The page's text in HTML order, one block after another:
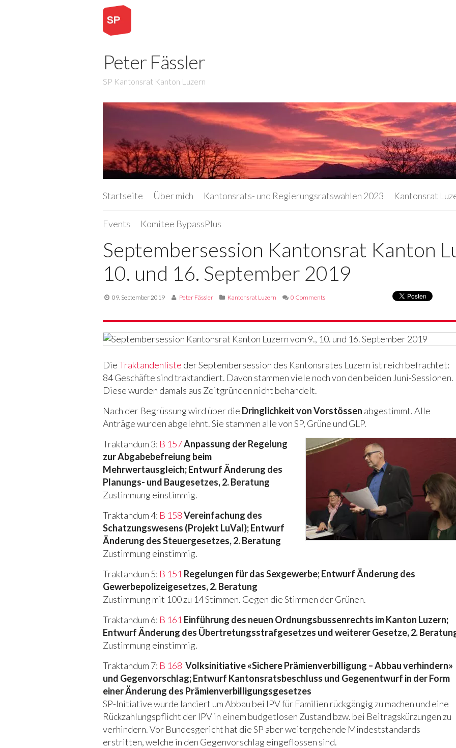
Peter Fässler
SP Kantonsrat Kanton Luzern
Startseite Über mich Kantonsrats- und Regierungsratswahlen 2023 Kantonsrat
Events Komitee BypassPlus
Septembersession Kantonsrat Kanton
10. und 16. September 2019
09. September 2019 Peter Fässler Kantonsrat Luzern 0 Comments
DieTraktandenliste der Septembersession des Kantonsrates Luzern ist reich befrachtet:
84 Geschäfte sind traktandiert. Davon stammen viele noch von den beiden Juni-Sessionen.
Diese wurden damals aus Zeitgründen nicht behandelt.
Nach der Begrüssung wird über die Dringlichkeit von Vorstössen abgestimmt. Alle
Anträge wurden abgelehnt. Sie stammen alle von SP, Grüne und GLP.
Traktandum 3: B 157Anpassung der Regelung
zur Abgabebefreiung beim
Mehrwertausgleich; Entwurf Änderung des
Planungs- und Baugesetzes, 2. Beratung
Zustimmung einstimmig.
Traktandum 4: B 158Vereinfachung des
Schatzungswesens (Projekt LuVal); Entwurf
Änderung des Steuergesetzes, 2. Beratung
Zustimmung einstimmig.
Traktandum 5: B 151 Regelungen für das Sexgewerbe; Entwurf Änderung des
Gewerbepolizeigesetzes, 2. Beratung
Zustimmung mit 100 zu 14 Stimmen. Gegen die Stimmen der Grünen.
Traktandum 6: B 161 Einführung des neuen Ordnungsbussenrechts im Kanton Luzern;
Entwurf Änderung des Übertretungsstrafgesetzes und weiterer Gesetze, 2.
Zustimmung einstimmig.
Traktandum 7: B 168 Volksinitiative «Sichere Prämienverbilligung – Abbau verhindern»
und Gegenvorschlag; Entwurf Kantonsratsbeschluss und Gegenentwurf in der Form
einer Änderung des Prämienverbilligungsgesetzes
SP-Initiative wurde lanciert um Abbau bei IPV für Familien rückgängig zu machen und eine
Rückzahlungspflicht der IPV in einem budgetlosen Zustand bzw. bei Beitragskürzungen zu
verhindern. Vor Bundesgericht hat die SP aber weitergehende Mindeststandards
erstritten, welche in den Gegenvorschlag eingeflossen sind.